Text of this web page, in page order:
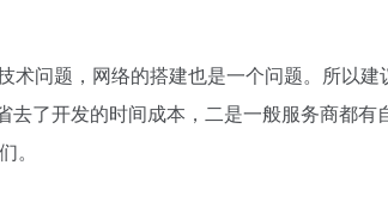
问题，网络的搭建也是一个问题。所以建
了开发的时间成本，二是一般服务商都有
。